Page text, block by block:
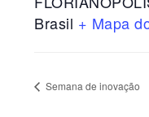
Brasil + Mapa
Semana de inovação